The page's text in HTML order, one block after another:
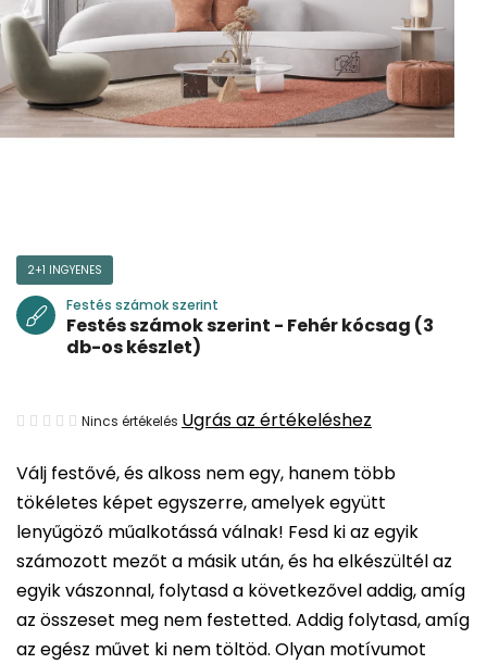
Válj festővé, és alkoss nem egy, hanem több
tökéletes képet egyszerre, amelyek együtt
lenyűgöző műalkotássá válnak! Fesd ki az egyik
számozott mezőt a másik után, és ha elkészültél az
egyik vászonnal, folytasd a következővel addig, amíg
az összeset meg nem festetted. Addig folytasd, amíg
az egész művet ki nem töltöd. Olyan motívumot
2+1 INGYENES
Festés számok szerint
Festés számok szerint - Fehér kócsag (3
db-os készlet)
A
átlagos
értékelése
5-
ből
0,0
csillag.
Nincs értékelés Ugrás az értékeléshez